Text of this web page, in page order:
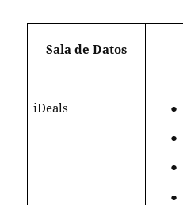
Sala de Datos
iDeals ●
●
●
●